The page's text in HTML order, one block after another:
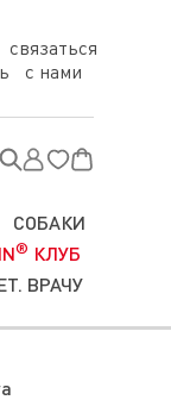
связаться
с нами
СОБАКИ
® КЛУБ
ВРАЧУ